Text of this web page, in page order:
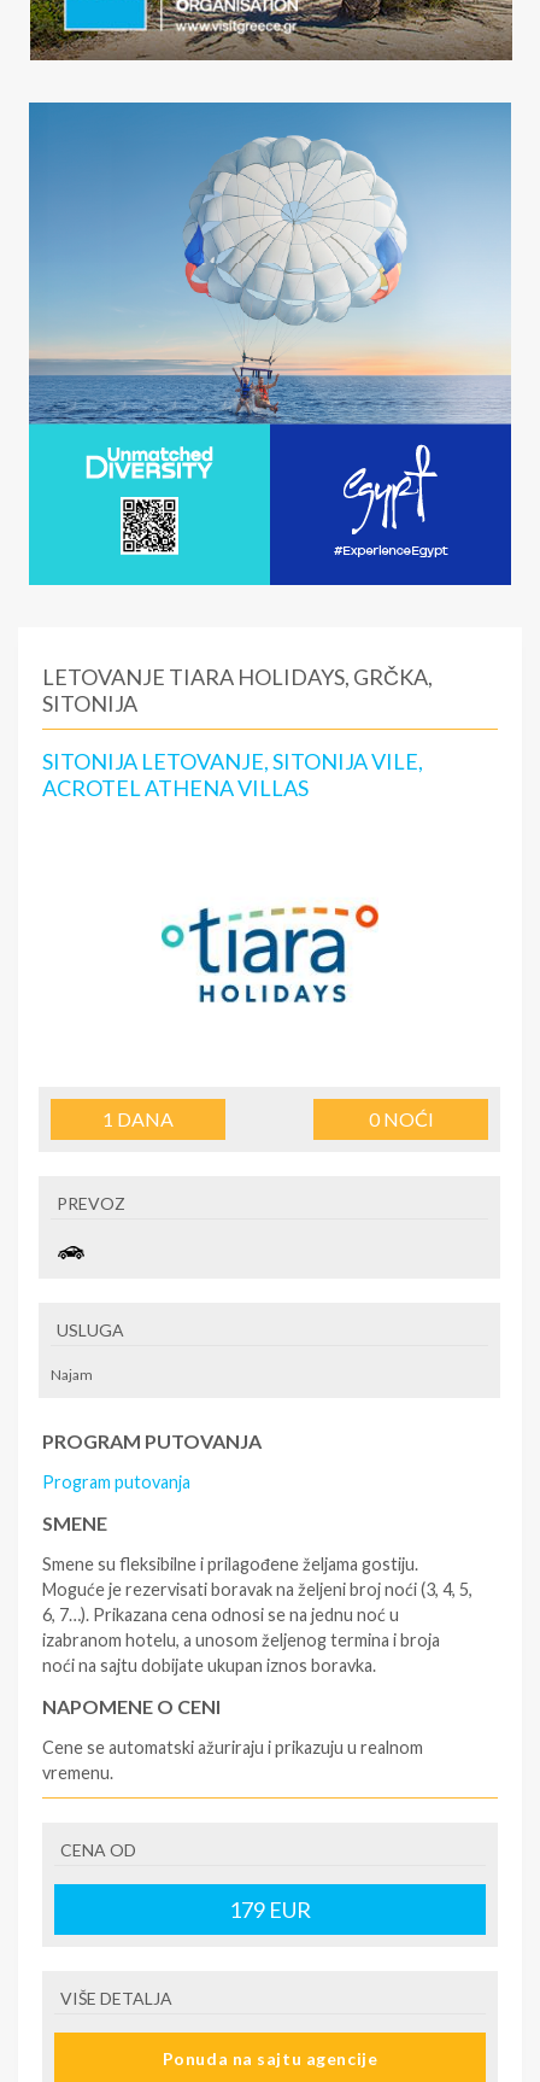
LETOVANJE TIARA HOLIDAYS, GRČKA,
SITONIJA
SITONIJA LETOVANJE, SITONIJA VILE,
ACROTEL ATHENA VILLAS
1 DANA 0NOĆI
PREVOZ
USLUGA
Najam
PROGRAM PUTOVANJA
Program putovanja
SMENE
Smene su fleksibilne i prilagođene željama gostiju.
Moguće je rezervisati boravak na željeni broj noći (3, 4, 5,
6, 7…). Prikazana cena odnosi se na jednu noć u
izabranom hotelu, a unosom željenog termina i broja
noći na sajtu dobijate ukupan iznos boravka.
NAPOMENE O CENI
Cene se automatski ažuriraju i prikazuju u realnom
vremenu.
- rezervisane i potvrđene usluge u izabranoj smeštajnoj
jedinici prema opisu - korišćenje hotelskih sadržaja
prema opisu - uslugu rezervacije - organizaciju
putovanja
krizu) na destinaciji, plaćaju se na recepciji
hotela/apartmana za hotele sa 1* i 2* i nekategorisane
CENA OD
179 EUR
VIŠE DETALJA
Ponuda na sajtu agencije